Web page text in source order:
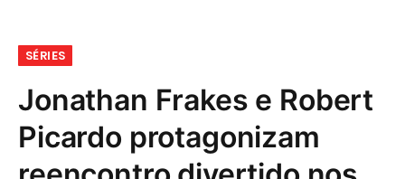
SÉRIES
Jonathan Frakes e Robert
Picardo protagonizam